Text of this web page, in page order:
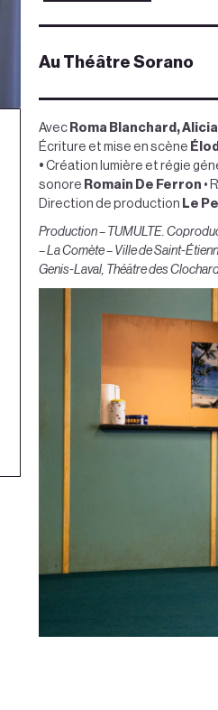
Au Théâtre Sorano
Avec Roma Blanchard,
Écriture et mise en scène
• Création lumière et régie
sonore Romain De Ferron •
Direction de production Le
Production – TUMULTE.
– La Comète – Ville de Saint-
Genis-Laval, Théâtre des